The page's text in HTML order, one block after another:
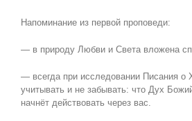
Напоминание из первой проповеди:
— в природу Любви и Света вложена
— всегда при исследовании Писания о
учитывать и не забывать: что Дух
начнёт действовать через вас.